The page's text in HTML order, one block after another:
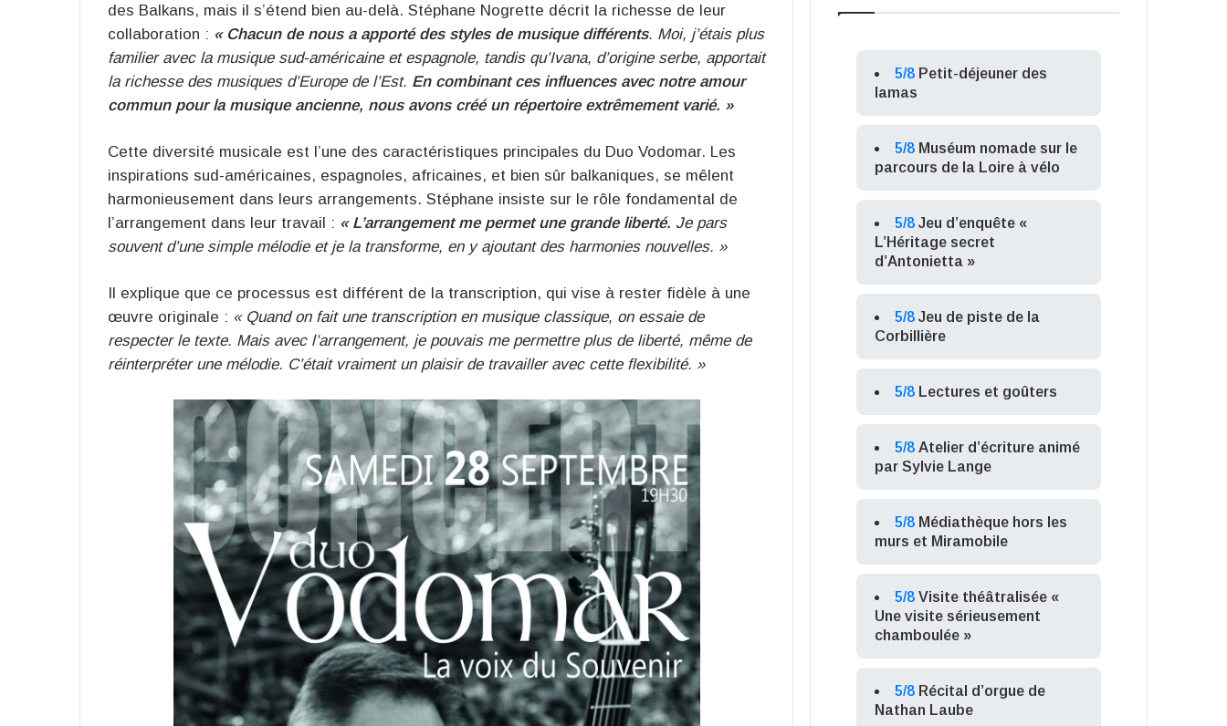
des Balkans, mais il s’étend bien au-delà. Stéphane Nogrette décrit la richesse de leur
collaboration : « Chacun de nous a apporté des styles de musique différents. Moi, j’étais plus
familier avec la musique sud-américaine et espagnole, tandis qu’Ivana, d’origine serbe, apportait
la richesse des musiques d’Europe de l’Est. En combinant ces influences avec notre amour
commun pour la musique ancienne, nous avons créé un répertoire extrêmement varié. »
Cette diversité musicale est l’une des caractéristiques principales du Duo Vodomar. Les
inspirations sud-américaines, espagnoles, africaines, et bien sûr balkaniques, se mêlent
harmonieusement dans leurs arrangements. Stéphane insiste sur le rôle fondamental de
l’arrangement dans leur travail : « L’arrangement me permet une grande liberté. Je pars
souvent d’une simple mélodie et je la transforme, en y ajoutant des harmonies nouvelles. »
Il explique que ce processus est différent de la transcription, qui vise à rester fidèle à une
œuvre originale : « Quand on fait une transcription en musique classique, on essaie de
respecter le texte. Mais avec l’arrangement, je pouvais me permettre plus de liberté, même de
réinterpréter une mélodie. C’était vraiment un plaisir de travailler avec cette flexibilité. »
5/8 Petit-déjeuner des
lamas
5/8 Muséum nomade sur le
parcours de la Loire à vélo
5/8 Jeu d’enquête «
L’Héritage secret
d’Antonietta »
5/8 Jeu de piste de la
Corbillière
5/8 Lectures et goûters
5/8 Atelier d’écriture animé
par Sylvie Lange
5/8 Médiathèque hors les
murs et Miramobile
5/8 Visite théâtralisée «
Une visite sérieusement
chamboulée »
5/8 Récital d’orgue de
Nathan Laube